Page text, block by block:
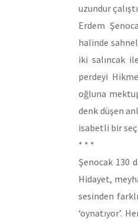
uzundur
Erdem
halinde
iki salıncak
perdeyi
oğluna
denk düşen
isabetli bir
* * *
Şenocak 130
Hidayet,
sesinden
‘oynatıyor’.